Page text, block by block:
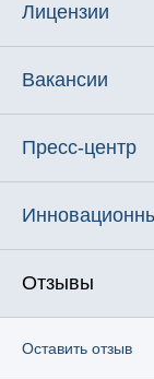
Лицензии
Вакансии
Пресс-центр
Отзывы
Оставить отзыв